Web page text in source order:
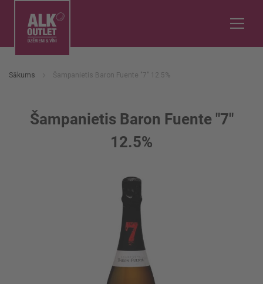
Sākums Šampanietis Baron Fuente "7" 12.5%
Šampanietis Baron Fuente "7"
12.5%